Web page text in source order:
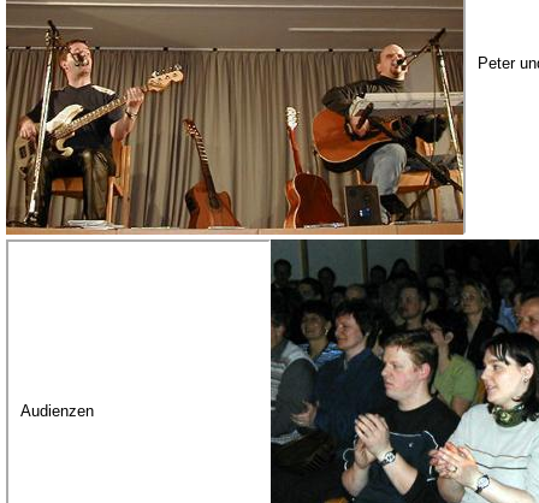
Peter
Audienzen